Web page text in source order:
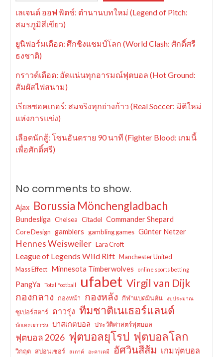
เลเจนด์ ออฟ พิตช์: ตำนานบทใหม่ (Legend of Pitch:
สมรภูมิสีเขียว)
ยูนิฟอร์มเดือด: ศึกชิงแชมป์โลก (World Clash: ศักดิ์ศรี
ธงชาติ)
กราวด์เดือด: อัดแน่นทุกอารมณ์ฟุตบอล (Hot Ground:
สัมผัสไฟสนาม)
เรียลซอคเกอร์: สมจริงทุกย่างก้าว (Real Soccer: มิติใหม่
แห่งการแข่ง)
เลือดนักสู้: โซนอันตราย 90 นาที (Fighter Blood: เกมนี้
เพื่อศักดิ์ศรี)
No comments to show.
Ajax Borussia Mönchengladbach
Bundesliga Chelsea Citadel Commander Shepard
Core Design gamblers gambling games Günter Netzer
Hennes Weisweiler Lara Croft
League of Legends Wild Rift Manchester United
Mass Effect Minnesota Timberwolves online sports betting
PangYa Total Football ufabet Virgil van Dijk
กองกลาง กองหน้า กองหลัง กีฬาแบดมินตัน งบประมาณ
ซูเปอร์สตาร์ ดาวรุ่ง ทีมชาติเนเธอร์แลนด์
นักเตะเยาวชน บาสเกตบอล ประวัติศาสตร์ฟุตบอล
ฟุตบอล 2026 ฟุตบอลยุโรป ฟุตบอลโลก
วิกฤต สปอนเซอร์ สเกาต์ อะคาเดมี อัศวินสีส้ม เกมฟุตบอล